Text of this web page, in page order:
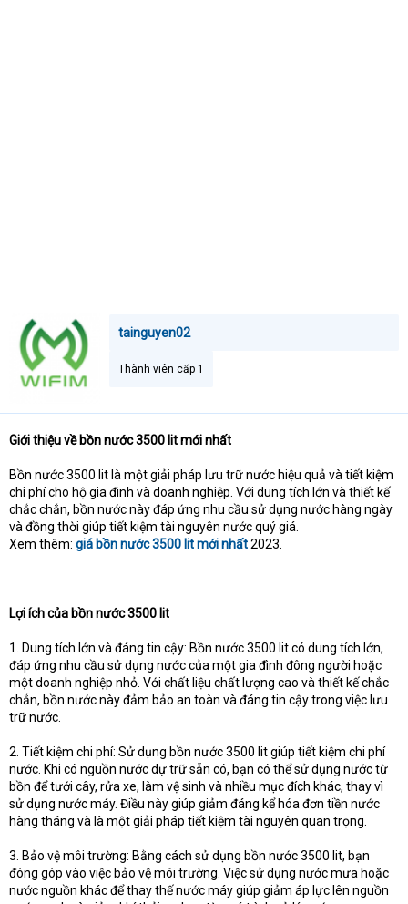
tainguyen02
Thành viên cấp 1
Giới thiệu về bồn nước 3500 lit mới nhất
Bồn nước 3500 lit là một giải pháp lưu trữ nước hiệu quả và tiết kiệm
chi phí cho hộ gia đình và doanh nghiệp. Với dung tích lớn và thiết kế
chắc chắn, bồn nước này đáp ứng nhu cầu sử dụng nước hàng ngày
và đồng thời giúp tiết kiệm tài nguyên nước quý giá.
Xem thêm: giá bồn nước 3500 lit mới nhất2023.
Lợi ích của bồn nước 3500 lit
1. Dung tích lớn và đáng tin cậy: Bồn nước 3500 lit có dung tích lớn,
đáp ứng nhu cầu sử dụng nước của một gia đình đông người hoặc
một doanh nghiệp nhỏ. Với chất liệu chất lượng cao và thiết kế chắc
chắn, bồn nước này đảm bảo an toàn và đáng tin cậy trong việc lưu
trữ nước.
2. Tiết kiệm chi phí: Sử dụng bồn nước 3500 lit giúp tiết kiệm chi phí
nước. Khi có nguồn nước dự trữ sẵn có, bạn có thể sử dụng nước từ
bồn để tưới cây, rửa xe, làm vệ sinh và nhiều mục đích khác, thay vì
sử dụng nước máy. Điều này giúp giảm đáng kể hóa đơn tiền nước
hàng tháng và là một giải pháp tiết kiệm tài nguyên quan trọng.
3. Bảo vệ môi trường: Bằng cách sử dụng bồn nước 3500 lit, bạn
đóng góp vào việc bảo vệ môi trường. Việc sử dụng nước mưa hoặc
nước nguồn khác để thay thế nước máy giúp giảm áp lực lên nguồn